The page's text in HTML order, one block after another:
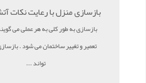
بازسازی منزل با رعایت نکات
بازسازی به طور کلی به هر عملی می
تعمیر و تغییر ساختمان می شود .
تواند ...